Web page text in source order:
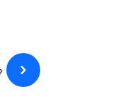
pojištění a
storno.